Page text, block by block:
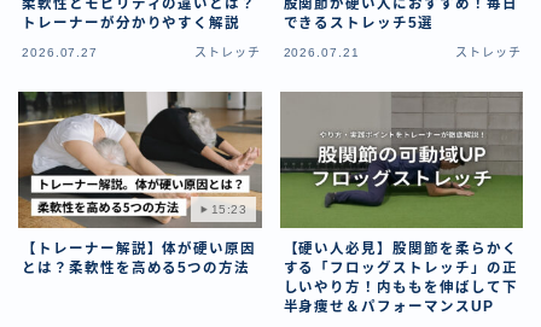
柔軟性とモビリティの違いとは？
トレーナーが分かりやすく解説
2026.07.27 ストレッチ
股関節が硬い人におすすめ！毎日
できるストレッチ5選
2026.07.21 ストレッチ
15:23
【トレーナー解説】体が硬い原因
とは？柔軟性を高める5つの方法
【硬い人必見】股関節を柔らかく
する「フロッグストレッチ」の正
しいやり方！内ももを伸ばして下
半身痩せ＆パフォーマンスUP